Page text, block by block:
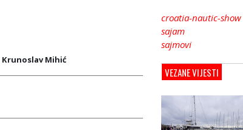
Krunoslav Mihić
croatia-nautic-show
sajam
sajmovi
VEZANE VIJESTI